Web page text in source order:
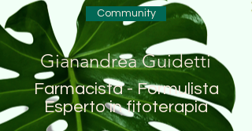
Gianandrea Guidetti
Farmacista - Formulista
Esperto in fitoterapia
Community